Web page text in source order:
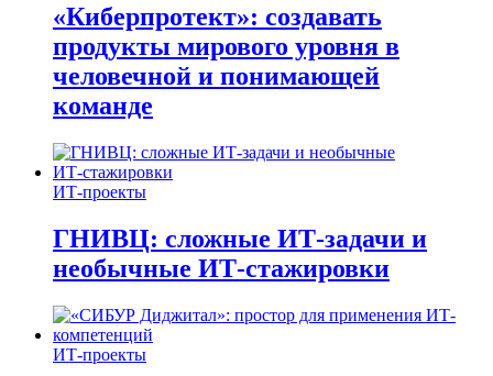
«Киберпротект»: создавать
продукты мирового уровня в
человечной и понимающей
команде
ИТ-проекты
ГНИВЦ: сложные ИТ‑задачи и
необычные ИТ‑стажировки
ИТ-проекты